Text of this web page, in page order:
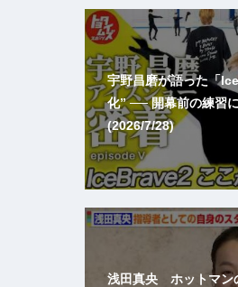
宇野昌磨が語った「
化” ── 開幕前の練習
(2026/7/28)
浅田真央 ホットマン